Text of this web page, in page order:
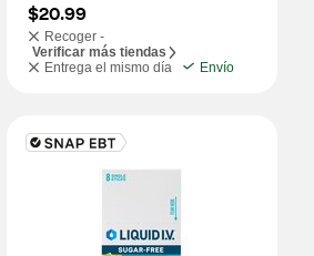
$20.99
Recoger -
Verificar más tiendas
Entrega el mismo día
Envío